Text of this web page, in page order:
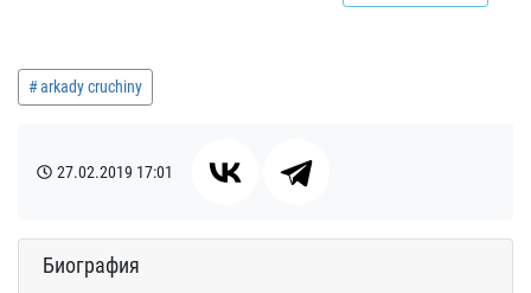
arkady cruchiny
27.02.2019 17:01
Биография